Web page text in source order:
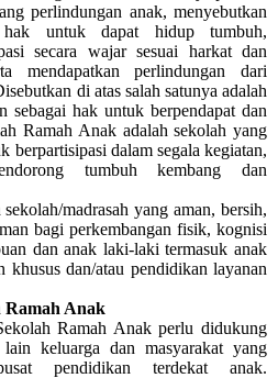
perlindungan anak, menyebutkan
untuk dapat hidup tumbuh,
secara wajar sesuai harkat dan
mendapatkan perlindungan dari
di atas salah satunya adalah
sebagai hak untuk berpendapat dan
Ramah Anak adalah sekolah yang
berpartisipasi dalam segala kegiatan,
tumbuh kembang dan
madrasah yang aman, bersih,
bagi perkembangan fisik, kognisi
dan anak laki-laki termasuk anak
khusus dan/atau pendidikan layanan
Ramah Anak
Ramah Anak perlu didukung
keluarga dan masyarakat yang
pendidikan terdekat anak.